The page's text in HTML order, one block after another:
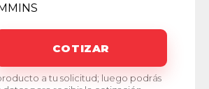
COTIZAR
a tu solicitud; luego podrás